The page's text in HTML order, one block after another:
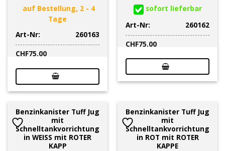
auf Bestellung, 2 - 4
Tage
Art-Nr:
260163
CHF75.00
sofort lieferbar
Art-Nr:
260162
CHF75.00
Benzinkanister Tuff Jug
mit
Schnelltankvorrichtung
in WEISS mit ROTER
KAPP
Benzinkanister Tuff Jug
mit
Schnelltankvorrichtung
in ROT mit ROTER
KAPPE